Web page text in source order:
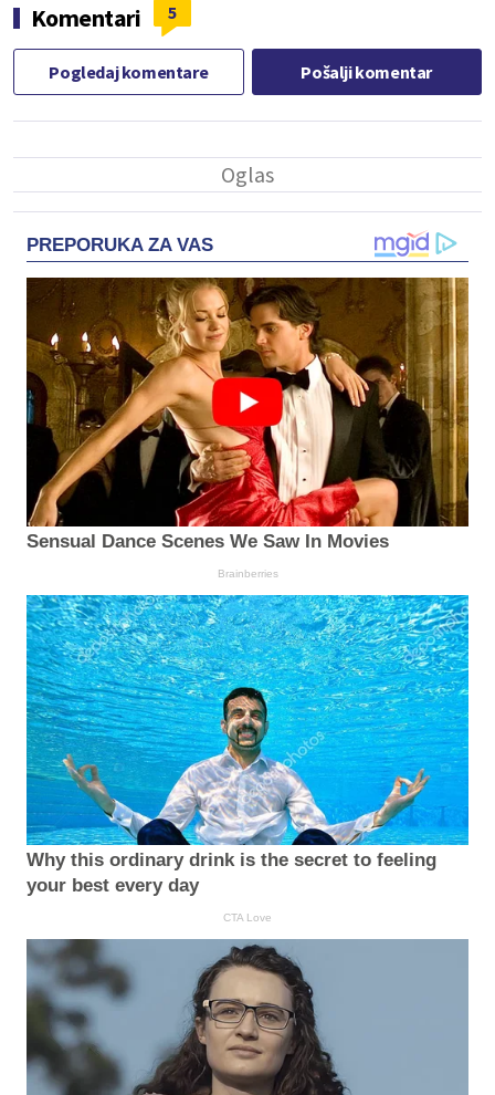
Komentari 5
Pogledaj komentare Pošalji komentar
PREPORUKA ZA VAS
Sensual Dance Scenes We Saw In Movies
Brainberries
Why this ordinary drink is the secret to feeling
your best every day
CTA Love